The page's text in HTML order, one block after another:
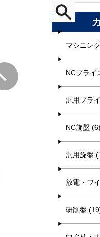
マシニン
NCフライ
汎用フラ
NC旋盤 (6)
汎用旋盤
放電・ワ
研削盤